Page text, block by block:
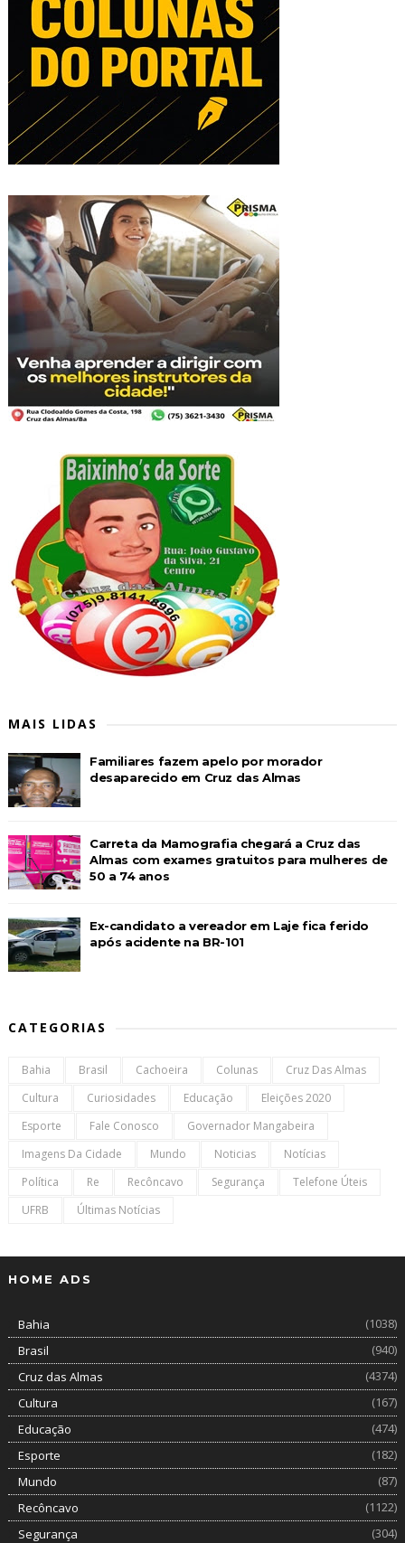
MAIS LIDAS
Familiares fazem apelo por morador
desaparecido em Cruz das Almas
Carreta da Mamografia chegará a Cruz das
Almas com exames gratuitos para mulheres de
50 a 74 anos
Ex-candidato a vereador em Laje fica ferido
após acidente na BR-101
CATEGORIAS
Bahia Brasil Cachoeira Colunas
Cruz Das Almas
Cultura
Curiosidades Educação
Eleições 2020
Esporte
Fale Conosco
Governador Mangabeira
Imagens Da Cidade
Mundo Noticias
Notícias
Política
Re Recôncavo Segurança
Telefone Úteis
UFRB
Últimas Notícias
HOME ADS
Bahia
(1038)
Brasil
(940)
Cruz das Almas
(4374)
Cultura
(167)
Educação
(474)
Esporte
(182)
Mundo
(87)
Recôncavo
(1122)
Segurança
(304)